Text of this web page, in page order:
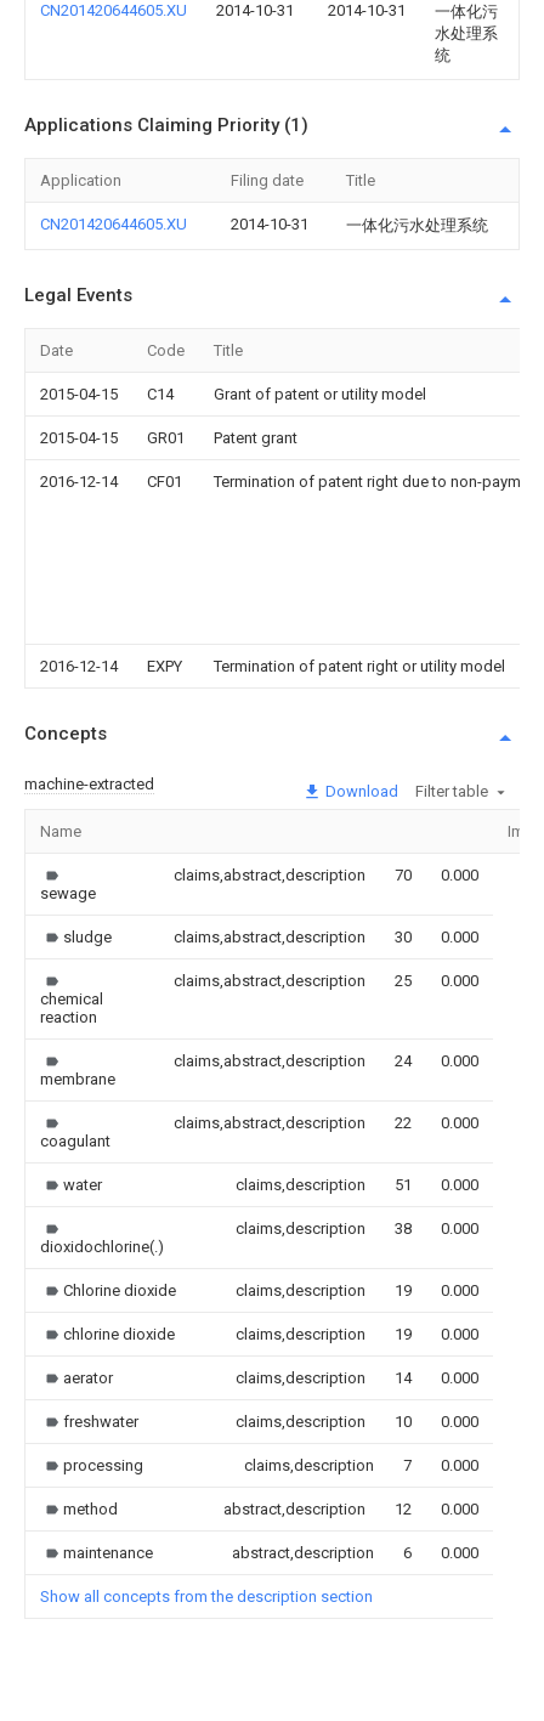
CN201420644605.XU 2014-10-31 2014-10-31
一体化污
水处理系
统
Applications Claiming Priority (1)
Application Filing date Title
CN201420644605.XU 2014-10-31 一体化污水处理系统
Legal Events
Date Code Title
2015-04-15 C14 Grant of patent or utility model
2015-04-15 GR01 Patent grant
2016-12-14 CF01 Termination of patent right due to non-
2016-12-14 EXPY Termination of patent right or utility model
Concepts
machine-extracted Download Filter table
Name
sewage
claims,abstract,description 70 0.000
sludge claims,abstract,description 30 0.000
chemical
reaction
claims,abstract,description 25 0.000
membrane
claims,abstract,description 24 0.000
coagulant
claims,abstract,description 22 0.000
water claims,description 51 0.000
dioxidochlorine(.)
claims,description 38 0.000
Chlorine dioxide claims,description 19 0.000
chlorine dioxide claims,description 19 0.000
aerator claims,description 14 0.000
freshwater claims,description 10 0.000
processing claims,description 7 0.000
method abstract,description 12 0.000
maintenance abstract,description 6 0.000
Show all concepts from the description section